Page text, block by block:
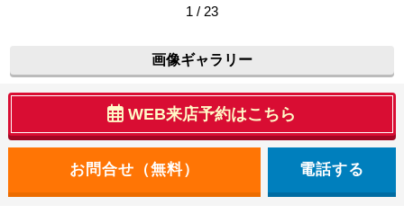
1 / 23
画像ギャラリー
WEB来店予約はこちら
電話する